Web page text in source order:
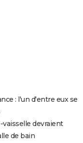
: l'un d'entre eux se
vaisselle devraient
de bain